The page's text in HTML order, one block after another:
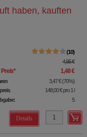
haben, kauften
10
4,95 €
* 1,48 €
3,47 € (70%)
148,00 €pro 1 l
5
Details